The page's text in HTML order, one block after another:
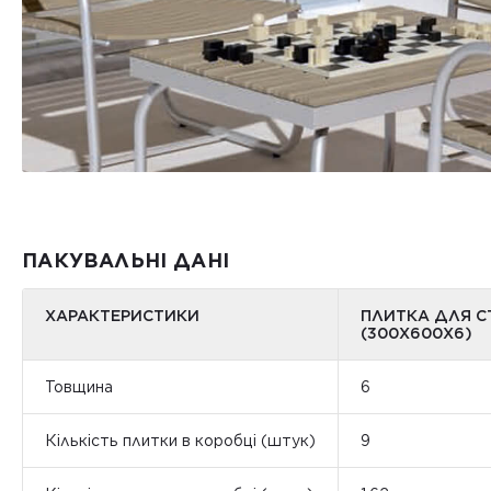
ПАКУВАЛЬНІ ДАНІ
ХАРАКТЕРИСТИКИ
ПЛИТКА ДЛЯ
(300Х600Х6)
Товщина 6
Кількість плитки в коробці (штук) 9